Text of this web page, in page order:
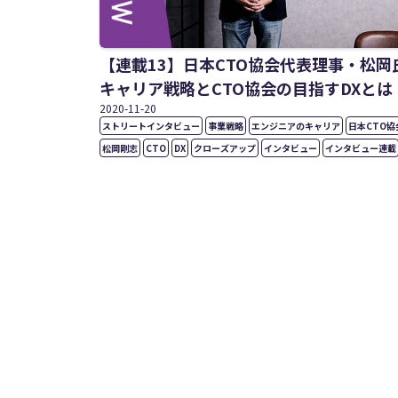
2020-11-20
【連載13】日本CTO協会代表理事・松岡
キャリア戦略とCTO協会の目指すDXとは
ストリートインタビュー 事業戦略 エンジニアのキャリア
日本CTO協
松岡剛志
CTO DX クローズアップ インタビュー インタビュー連載